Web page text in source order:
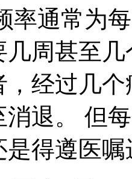
率通常为
周甚至
，经过几
退。 但
是得遵医